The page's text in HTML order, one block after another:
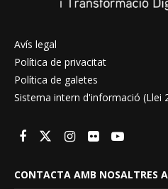
Avís legal
Política de privacitat
Política de galetes
Sistema intern d'informació (Llei
CONTACTA AMB NOSALTRES